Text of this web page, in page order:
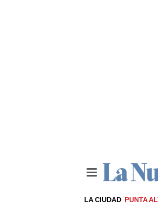
LA CIUDAD PUNTA